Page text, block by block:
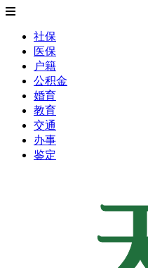
社保
医保
户籍
公积金
婚育
教育
交通
办事
鉴定